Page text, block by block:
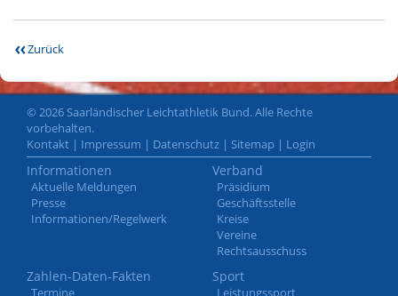
Zurück
© 2026 Saarländischer Leichtathletik Bund. Alle Rechte
vorbehalten.
Kontakt | Impressum | Datenschutz | Sitemap | Login
Informationen
Aktuelle Meldungen
Presse
Informationen/Regelwerk
Verband
Präsidium
Geschäftsstelle
Kreise
Vereine
Rechtsausschuss
Zahlen-Daten-Fakten
Termine
Sport
Leistungssport